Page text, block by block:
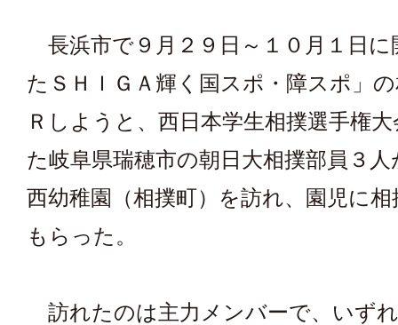
長浜市で９月２９日～１０月１日に
たＳＨＩＧＡ輝く国スポ・障スポ」
Ｒしようと、西日本学生相撲選手権
た岐阜県瑞穂市の朝日大相撲部員３
西幼稚園（相撲町）を訪れ、園児に
もらった。
訪れたのは主力メンバーで、いず